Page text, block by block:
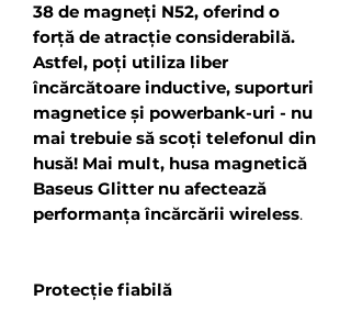
38 de magneți N52, oferind o
forță de atracție considerabilă.
Astfel, poți utiliza liber
încărcătoare inductive, suporturi
magnetice și powerbank-uri - nu
mai trebuie să scoți telefonul din
husă! Mai mult, husa magnetică
Baseus Glitter nu afectează
performanța încărcării wireless.
Protecție fiabilă